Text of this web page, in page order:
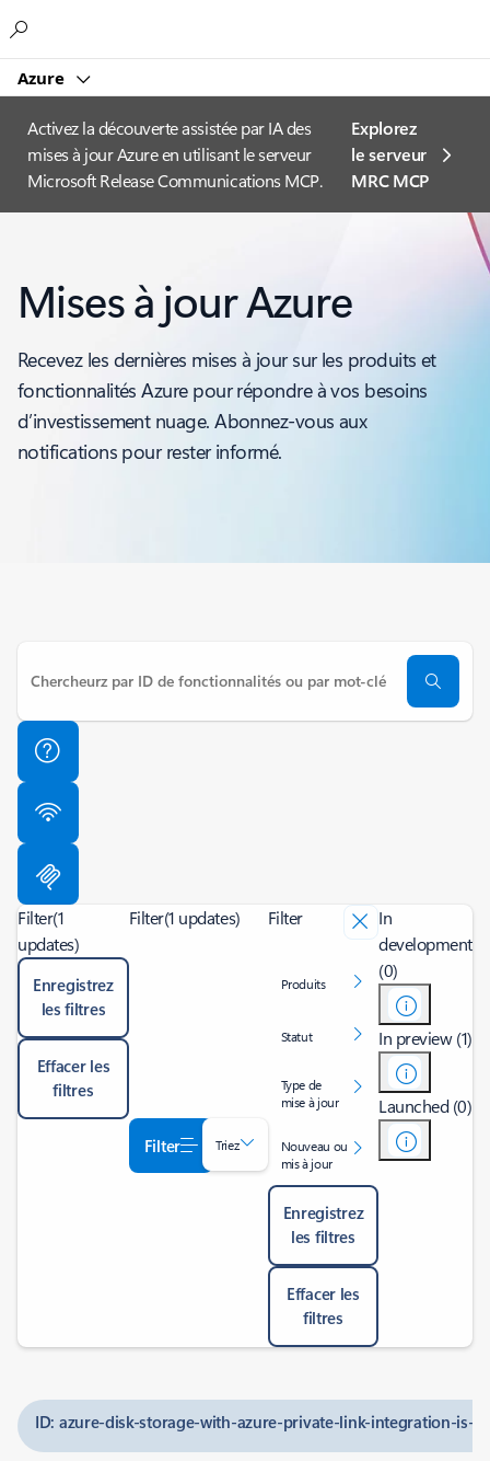
Azure
Activez la découverte assistée par IA des
mises à jour Azure en utilisant le serveur
Microsoft Release Communications MCP.
Explorez
le serveur
MRC MCP
Mises à jour Azure
Recevez les dernières mises à jour sur les produits et
fonctionnalités Azure pour répondre à vos besoins
d’investissement nuage. Abonnez-vous aux
notifications pour rester informé.
Filter(1
updates)
Enregistrez
les filtres
Effacer les
filtres
Filter(1 updates)
Filter Triez
Filter
Produits
Statut
Type de
mise à jour
Nouveau ou
mis à jour
Enregistrez
les filtres
Effacer les
filtres
In
development
(0)
In preview (1)
Launched (0)
ID: azure-disk-storage-with-azure-private-link-integration-is-